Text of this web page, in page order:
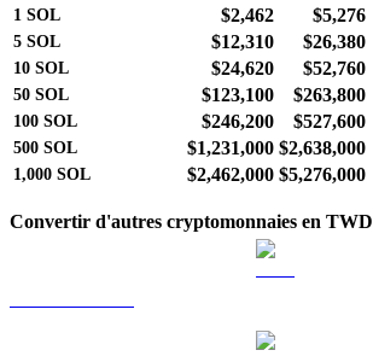
1 SOL $2,462 $5,276
5 SOL $12,310 $26,380
10 SOL $24,620 $52,760
50 SOL $123,100 $263,800
100 SOL $246,200 $527,600
500 SOL $1,231,000 $2,638,000
1,000 SOL $2,462,000 $5,276,000
Convertir d'autres cryptomonnaies en TWD